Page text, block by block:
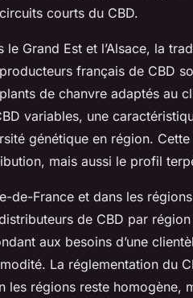
courts du CBD.
le Grand Est et l’Alsace, la
français de CBD
de chanvre adaptés au
variables, une
génétique en région.
mais aussi le profil
de-France et dans les
de CBD par
aux besoins d’une
La réglementation du
les régions reste homogène,